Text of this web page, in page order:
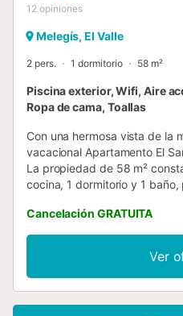
12 opiniones
Melegís, El Valle
2 pers. 1 dormitorio 58 m²
Piscina exterior, Wifi, Aire
Ropa de cama, Toallas
Con una hermosa vista de la
vacacional Apartamento El
La propiedad de 58 m²
cocina, 1 dormitorio y 1
velocidad (apto para
acondicionado, ventilador,
playa/piscina. Este alquiler
piscina privada al aire libre,
balcón para relajarse y
Cancelación GRATUITA
Ver